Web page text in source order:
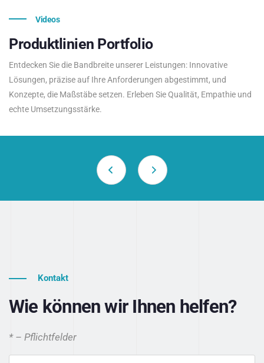
Videos
Produktlinien Portfolio
Entdecken Sie die Bandbreite unserer Leistungen: Innovative
Lösungen, präzise auf Ihre Anforderungen abgestimmt, und
Konzepte, die Maßstäbe setzen. Erleben Sie Qualität, Empathie und
echte Umsetzungsstärke.
Kontakt
Wie können wir Ihnen helfen?
* – Pflichtfelder